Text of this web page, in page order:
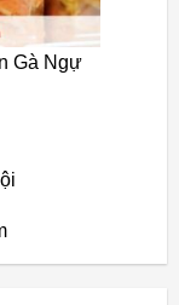
Gà Ngự